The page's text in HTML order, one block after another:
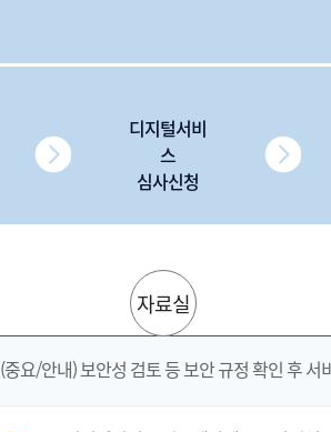
디지털서비
스
심사신청
자료실
(중요/안내) 보안성 검토 등 보안 규정 확인 후 서